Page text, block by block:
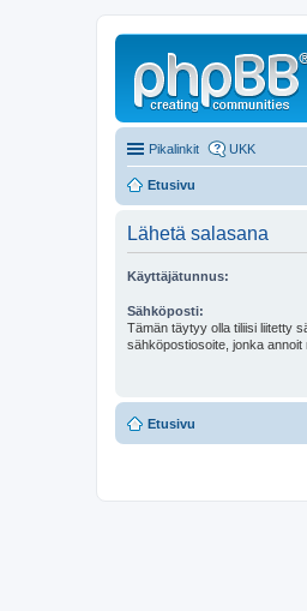
Pikalinkit UKK
Etusivu
Lähetä salasana
Käyttäjätunnus:
Sähköposti:
Tämän täytyy olla tiliisi liitetty
sähköpostiosoite, jonka
Etusivu